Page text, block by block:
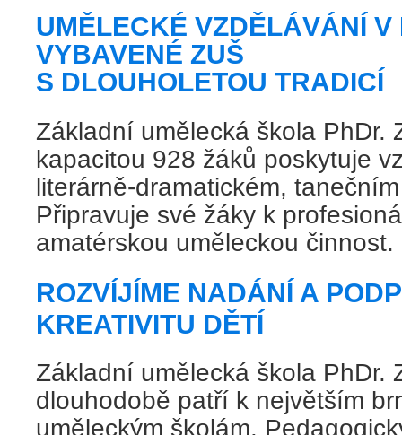
UMĚLECKÉ VZDĚLÁVÁNÍ V
VYBAVENÉ ZUŠ
S DLOUHOLETOU TRADICÍ
Základní umělecká škola PhDr.
kapacitou 928 žáků poskytuje
literárně-dramatickém,
Připravuje své žáky k
amatérskou uměleckou činnost.
ROZVÍJÍME NADÁNÍ A
KREATIVITU DĚTÍ
Základní umělecká škola PhDr.
dlouhodobě patří k největším
uměleckým školám.